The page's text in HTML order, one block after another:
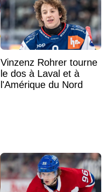
Vinzenz Rohrer tourne
le dos à Laval et à
l'Amérique du Nord